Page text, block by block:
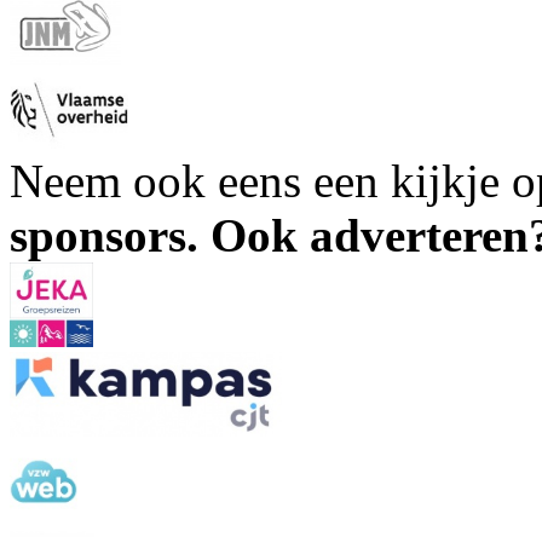
Neem ook eens een kijkje
sponsors. Ook